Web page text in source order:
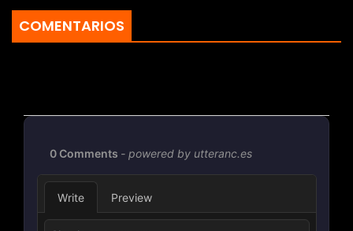
COMENTARIOS